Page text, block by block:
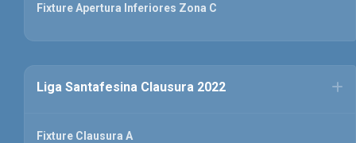
Fixture Apertura Inferiores Zona C
Liga Santafesina Clausura 2022
Fixture Clausura A